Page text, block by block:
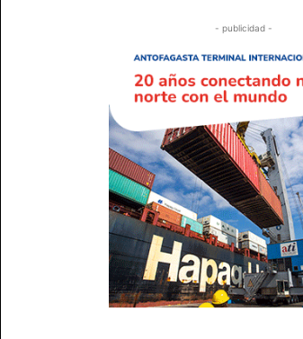
- publicidad -